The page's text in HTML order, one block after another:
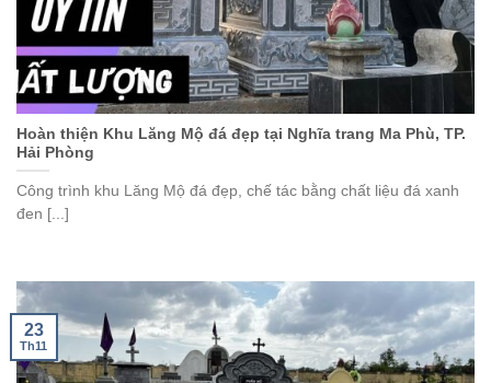
Hoàn thiện Khu Lăng Mộ đá đẹp tại Nghĩa trang Ma Phù, TP.
Hải Phòng
Công trình khu Lăng Mộ đá đẹp, chế tác bằng chất liệu đá xanh
đen [...]
23
Th11